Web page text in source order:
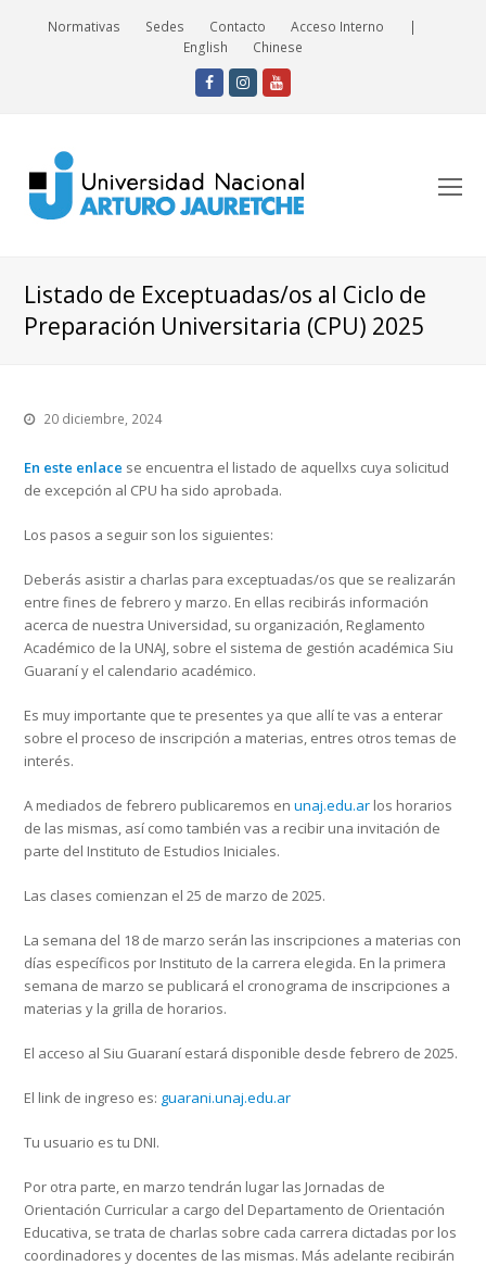
Normativas Sedes Contacto Acceso Interno
|
English
Chinese
Facebook
Instagram
Youtube
Listado de Exceptuadas/os al Ciclo de
Preparación Universitaria (CPU) 2025
20 diciembre, 2024
En este enlace se encuentra el listado de aquellxs cuya solicitud
de excepción al CPU ha sido aprobada.
Los pasos a seguir son los siguientes:
Deberás asistir a charlas para exceptuadas/os que se realizarán
entre fines de febrero y marzo. En ellas recibirás información
acerca de nuestra Universidad, su organización, Reglamento
Académico de la UNAJ, sobre el sistema de gestión académica Siu
Guaraní y el calendario académico.
Es muy importante que te presentes ya que allí te vas a enterar
sobre el proceso de inscripción a materias, entres otros temas de
interés.
A mediados de febrero publicaremos enunaj.edu.ar los horarios
de las mismas, así como también vas a recibir una invitación de
parte del Instituto de Estudios Iniciales.
Las clases comienzan el 25 de marzo de 2025.
La semana del 18 de marzo serán las inscripciones a materias con
días específicos por Instituto de la carrera elegida. En la primera
semana de marzo se publicará el cronograma de inscripciones a
materias y la grilla de horarios.
El acceso al Siu Guaraní estará disponible desde febrero de 2025.
El link de ingreso es: guarani.unaj.edu.ar
Tu usuario es tu DNI.
Por otra parte, en marzo tendrán lugar las Jornadas de
Orientación Curricular a cargo del Departamento de Orientación
Educativa, se trata de charlas sobre cada carrera dictadas por los
coordinadores y docentes de las mismas. Más adelante recibirán